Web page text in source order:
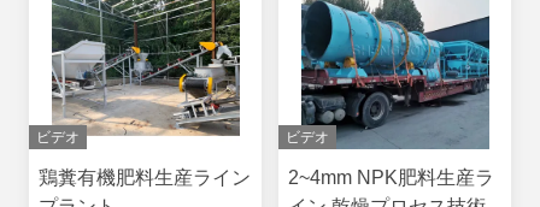
ビデオ
鶏糞有機肥料生産ライン
ビデオ
2~4mm NPK肥料生産ラ